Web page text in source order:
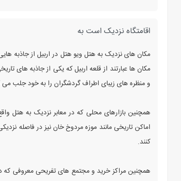
اقامتگاه نزدیک است به
مکان‌ های نزدیک به هتل ویو هتل در اربیل از جاذبه‌
مکان‌ ها عبارتند از قلعه اربیل که یکی از جاذبه‌ های
و منظره‌ های زیبای اطراف گردشگران را به خود جلب می‌
همچنین بازارهای محلی که در معابر نزدیک به هتل
اماکن تاریخی مانند موزه مردوخ خان نیز در فاصله
کنند.
همچنین مراکز خرید و مجتمع‌ های تفریحی معروفی که